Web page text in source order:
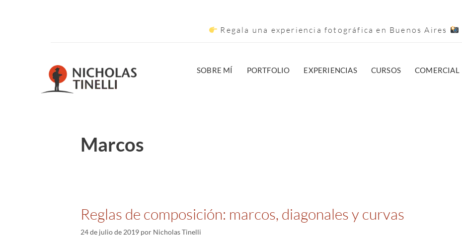
Regala una experiencia fotográfica en Buenos Aires
SOBRE MÍ PORTFOLIO EXPERIENCIAS CURSOS COMERCIAL
Marcos
Reglas de composición: marcos, diagonales y curvas
24 de julio de 2019 por Nicholas Tinelli